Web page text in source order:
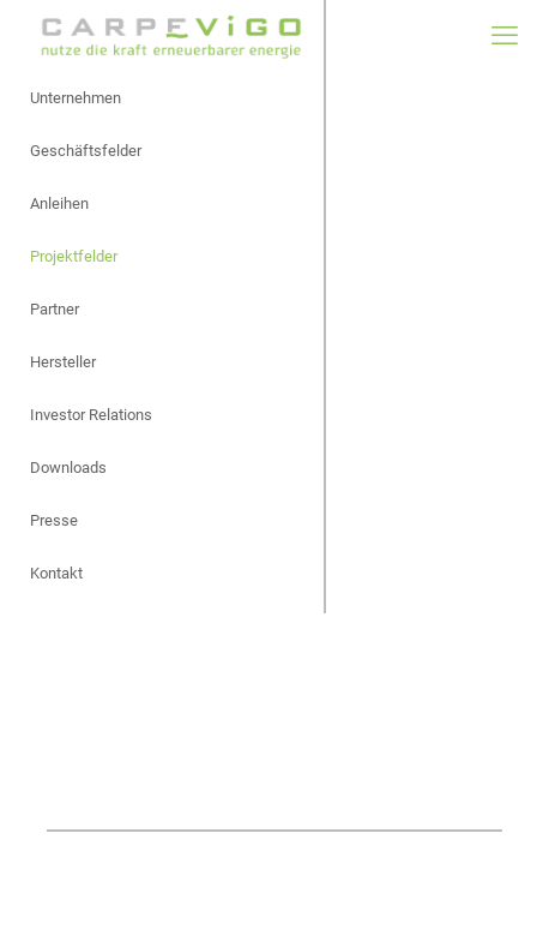
Unternehmen
Geschäftsfelder
Anleihen
Projektfelder
Partner
Hersteller
Investor Relations
Downloads
Presse
Kontakt